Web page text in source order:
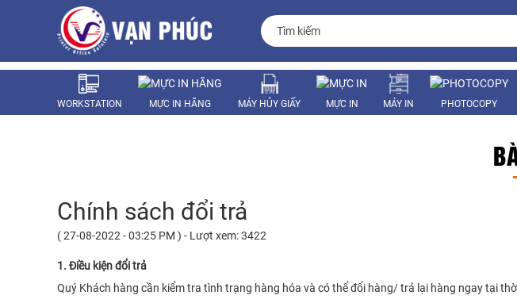
WORKSTATION MỰC IN HÃNG MÁY HỦY GIẤY MỰC IN MÁY IN PHOTOCOPY
Chính sách đổi trả
( 27-08-2022 - 03:25 PM ) - Lượt xem: 3422
1. Điều kiện đổi trả
Quý Khách hàng cần kiểm tra tình trạng hàng hóa và có thể đổi hàng/ trả lại hàng ngay tại